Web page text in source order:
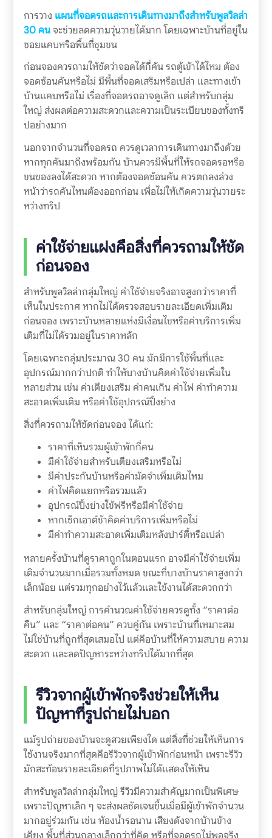
การวาง แผนที่จอดรถและการเดินทางมาถึงสำหรับพูลวิลล่า
30 คนจะช่วยลดความวุ่นวายได้มาก โดยเฉพาะบ้านที่อยู่ใน
ซอยแคบหรือพื้นที่ชุมชน
ก่อนจองควรถามให้ชัดว่าจอดได้กี่คัน รถตู้เข้าได้ไหม ต้อง
จอดซ้อนคันหรือไม่ มีพื้นที่จอดเสริมหรือเปล่า และทางเข้า
บ้านแคบหรือไม่ เรื่องที่จอดรถอาจดูเล็ก แต่สำหรับกลุ่ม
ใหญ่ ส่งผลต่อความสะดวกและความเป็นระเบียบของทั้งทริ
ปอย่างมาก
นอกจากจำนวนที่จอดรถ ควรดูเวลาการเดินทางมาถึงด้วย
หากทุกคันมาถึงพร้อมกัน บ้านควรมีพื้นที่ให้รถจอดรอหรือ
ขนของลงได้สะดวก หากต้องจอดซ้อนคัน ควรตกลงล่วง
หน้าว่ารถคันไหนต้องออกก่อน เพื่อไม่ให้เกิดความวุ่นวายระ
หว่างทริป
ค่าใช้จ่ายแฝงคือสิ่งที่ควรถามให้ชัด
ก่อนจอง
สำหรับพูลวิลล่ากลุ่มใหญ่ ค่าใช้จ่ายจริงอาจสูงกว่าราคาที่
เห็นในประกาศ หากไม่ได้ตรวจสอบรายละเอียดเพิ่มเติม
ก่อนจอง เพราะบ้านหลายแห่งมีเงื่อนไขหรือค่าบริการเพิ่ม
เติมที่ไม่ได้รวมอยู่ในราคาหลัก
โดยเฉพาะกลุ่มประมาณ 30 คน มักมีการใช้พื้นที่และ
อุปกรณ์มากกว่าปกติ ทำให้บางบ้านคิดค่าใช้จ่ายเพิ่มใน
หลายส่วน เช่น ค่าเตียงเสริม ค่าคนเกิน ค่าไฟ ค่าทำความ
สะอาดเพิ่มเติม หรือค่าใช้อุปกรณ์ปิ้งย่าง
สิ่งที่ควรถามให้ชัดก่อนจอง ได้แก่:
ราคาที่เห็นรวมผู้เข้าพักกี่คน
มีค่าใช้จ่ายสำหรับเตียงเสริมหรือไม่
มีค่าประกันบ้านหรือค่ามัดจำเพิ่มเติมไหม
ค่าไฟคิดแยกหรือรวมแล้ว
อุปกรณ์ปิ้งย่างใช้ฟรีหรือมีค่าใช้จ่าย
หากเช็กเอาต์ช้าคิดค่าบริการเพิ่มหรือไม่
มีค่าทำความสะอาดเพิ่มเติมหลังปาร์ตี้หรือเปล่า
หลายครั้งบ้านที่ดูราคาถูกในตอนแรก อาจมีค่าใช้จ่ายเพิ่ม
เติมจำนวนมากเมื่อรวมทั้งหมด ขณะที่บางบ้านราคาสูงกว่า
เล็กน้อย แต่รวมทุกอย่างไว้แล้วและใช้งานได้สะดวกกว่า
สำหรับกลุ่มใหญ่ การคำนวณค่าใช้จ่ายควรดูทั้ง “ราคาต่อ
คืน” และ “ราคาต่อคน” ควบคู่กัน เพราะบ้านที่เหมาะสม
ไม่ใช่บ้านที่ถูกที่สุดเสมอไป แต่คือบ้านที่ให้ความสบาย ความ
สะดวก และลดปัญหาระหว่างทริปได้มากที่สุด
รีวิวจากผู้เข้าพักจริงช่วยให้เห็น
ปัญหาที่รูปถ่ายไม่บอก
แม้รูปถ่ายของบ้านจะดูสวยเพียงใด แต่สิ่งที่ช่วยให้เห็นการ
ใช้งานจริงมากที่สุดคือรีวิวจากผู้เข้าพักก่อนหน้า เพราะรีวิว
มักสะท้อนรายละเอียดที่รูปภาพไม่ได้แสดงให้เห็น
สำหรับพูลวิลล่ากลุ่มใหญ่ รีวิวมีความสำคัญมากเป็นพิเศษ
เพราะปัญหาเล็ก ๆ จะส่งผลชัดเจนขึ้นเมื่อมีผู้เข้าพักจำนวน
มากอยู่ร่วมกัน เช่น ห้องน้ำรอนาน เสียงดังจากบ้านข้าง
เคียง พื้นที่ส่วนกลางเล็กกว่าที่คิด หรือที่จอดรถไม่พอจริง